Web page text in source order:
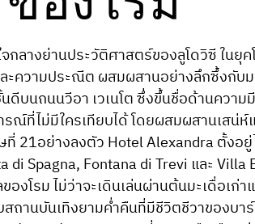
กลางย่านประวัติศาสตร์ของลูโดวิซี ในยุค
ความประณีต ผสมผสานอย่างลึกซึ้งกับ
ดีบนถนนวีอา เวเนโต ซึ่งขึ้นชื่อด้านความ
ณ์ที่ไม่มีใครเทียบได้ โดยผสมผสานเสน่
21อย่างลงตัว Hotel Alexandra ตั้งอ
Spagna, Fontana di Trevi และ Villa
งโรม ไม่ว่าจะเดินเล่นผ่านต้นมะเดื่อเก่า
ถานบันเทิงยามค่ำคืนที่มีชีวิตชีวาของบา